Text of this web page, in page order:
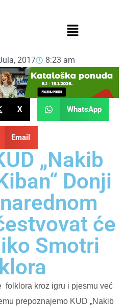
2017 8:23 am
X WhatsApp
Email
„Nakib
Donji
će
Smotri
folklora kroz igru i pjesmu već
prepoznajemo KUD „Nakib